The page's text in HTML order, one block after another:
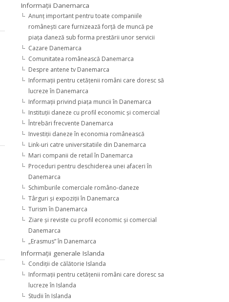
Informaţii Danemarca
Anunţ important pentru toate companiile
româneşti care furnizează forţă de muncă pe
piaţa daneză sub forma prestării unor servicii
Cazare Danemarca
Comunitatea românească Danemarca
Despre antene tv Danemarca
Informaţii pentru cetăţenii români care doresc să
lucreze în Danemarca
Informaţii privind piaţa muncii în Danemarca
Instituţii daneze cu profil economic şi comercial
Întrebări frecvente Danemarca
Investiţii daneze în economia românească
Link-uri catre universitatiile din Danemarca
Mari companii de retail în Danemarca
Proceduri pentru deschiderea unei afaceri în
Danemarca
Schimburile comerciale româno-daneze
Târguri şi expoziţii în Danemarca
Turism în Danemarca
Ziare şi reviste cu profil economic şi comercial
Danemarca
„Erasmus” în Danemarca
Informaţii generale Islanda
Condiţii de călătorie Islanda
Informaţii pentru cetăţenii români care doresc sa
lucreze în Islanda
Studii în Islanda